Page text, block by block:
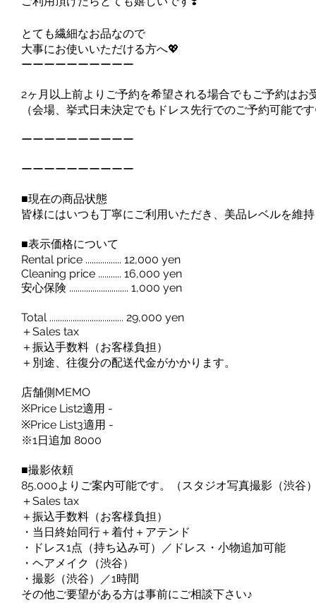
とても繊細なお品なので
大事にお使いいただける方へ💖
ーーーーーーーーーー
2ヶ月以上前よりご予約を希望される場合でもご予約は
（会場、挙式日未決定でもドレス先行でのご予約可能で
ーーーーーーーーーー
ーーーーーーーーーー
■現在の商品状態
皆様にはいつも丁寧にご利用いただき、美品レベルを維
■表示価格について
Rental price ................. 12,000 yen
Cleaning price ........... 16,000 yen
安心保険 ............................ 1,000 yen
Total ................................... 29,000 yen
＋Sales tax
＋振込手数料（お客様負担）
＋別途、往復分の配送代金がかかります。
店舗側MEMO
※Price List2適用 -
※Price List3適用 -
※1日追加 8000
■撮影依頼
85,000よりご案内可能です。（スタジオ写真撮影（渋谷
＋Sales tax
＋振込手数料（お客様負担）
・当日終始同行＋着付＋アテンド
・ドレス1点（持ち込み可）／ドレス・小物追加可能
・ヘアメイク（渋谷）
・撮影（渋谷）／1時間
その他ご要望がある方は事前にご相談下さい♪